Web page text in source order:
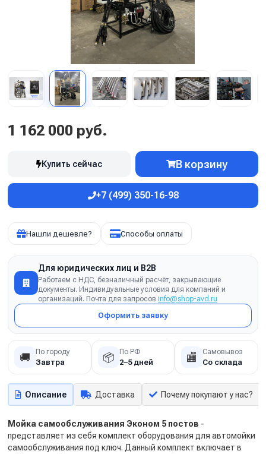
1 162 000 руб.
Купить сейчас В корзину
+7 (499) 350-16-98
Нашли дешевле? Способы оплаты
Для юридических лиц и B2B
Работаем с НДС, безналичный расчёт, закрывающие
документы. Индивидуальные условия для компаний и
организаций. Почта для запросов info@shop-avd.ru
Оформить заявку
🚚 По городу
Завтра 📦 По РФ
2–5 дней 🏬 Самовывоз
Со склада
Описание Доставка Почему покупают у нас?
Мойка самообслуживания Эконом 5 постов -
представляет из себя комплект оборудования для автомойки
самообслуживания под ключ. Данный комплект включает в